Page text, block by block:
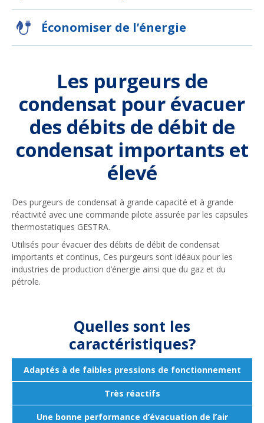
Économiser de l’énergie
Les purgeurs de
condensat pour évacuer
des débits de débit de
condensat importants et
élevé
Des purgeurs de condensat à grande capacité et à grande
réactivité avec une commande pilote assurée par les capsules
thermostatiques GESTRA.
Utilisés pour évacuer des débits de débit de condensat
importants et continus, Ces purgeurs sont idéaux pour les
industries de production d’énergie ainsi que du gaz et du
pétrole.
Quelles sont les
caractéristiques?
Adaptés à de faibles pressions de fonctionnement
Très réactifs
Une bonne performance d’évacuation de l’air